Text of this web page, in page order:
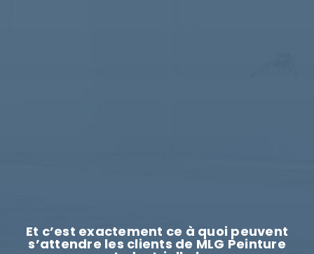
Et c’est exactement ce à quoi peuvent
s’attendre les clients de MLG Peinture